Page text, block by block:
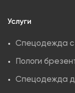
Услуги
Спецодежда с
Пологи
Спецодежда